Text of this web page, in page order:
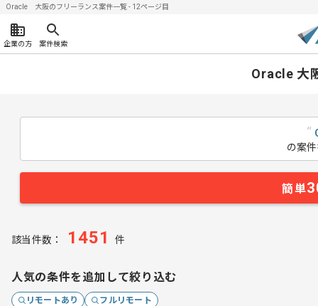
Oracle 大阪のフリーランス案件一覧 - 12ページ目
企業の方 案件検索
Oracle 大
“
の案
簡単
該当件数： 1451 件
人気の条件を追加して絞り込む
リモートあり フルリモート